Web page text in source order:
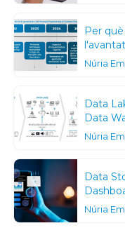
Per
Núria
Data
Data
Núria
Data
Núria